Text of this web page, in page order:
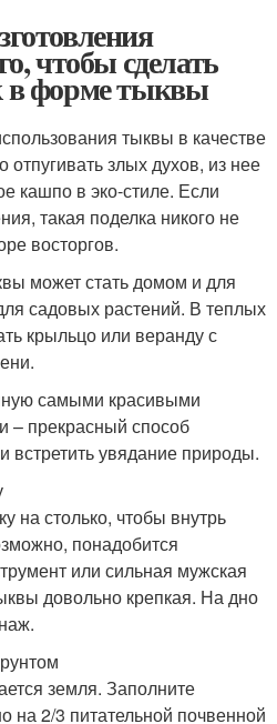
чтобы сделать
в форме тыквы
тыквы в качестве
отпугивать злых духов, из нее
кашпо в эко-стиле. Если
такая поделка никого не
восторгов.
может стать домом и для
садовых растений. В теплых
крыльцо или веранду с
самыми красивыми
– прекрасный способ
встретить увядание природы.
на столько, чтобы внутрь
понадобится
или сильная мужская
довольно крепкая. На дно
земля. Заполните
на 2/3 питательной почвенной